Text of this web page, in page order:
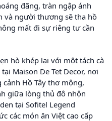
đãng, tràn ngập ánh
và người thương sẽ tha hồ
mất đi sự riêng tư cần
hò khép lại với một tách cà
Maison De Tet Decor, nơi
Hồ Tây thơ mộng,
giữa lòng thủ đô nhộn
tại Sofitel Legend
các món ăn Việt cao cấp